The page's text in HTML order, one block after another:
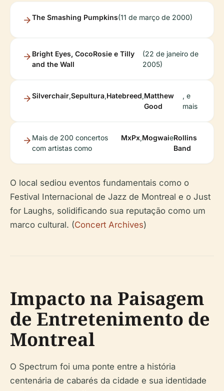
The Smashing Pumpkins(11 de março de 2000)
Bright Eyes, CocoRosie e Tilly
and the Wall
(22 de janeiro de
2005)
Silverchair,Sepultura,Hatebreed,Matthew
Good
, e
mais
Mais de 200 concertos
com artistas como
MxPx,MogwaieRollins
Band
O local sediou eventos fundamentais como o
Festival Internacional de Jazz de Montreal e o Just
for Laughs, solidificando sua reputação como um
marco cultural. (Concert Archives)
Impacto na Paisagem
de Entretenimento de
Montreal
O Spectrum foi uma ponte entre a história
centenária de cabarés da cidade e sua identidade